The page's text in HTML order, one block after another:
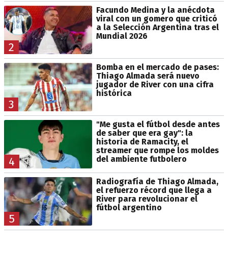
2
Facundo Medina y la anécdota
viral con un gomero que criticó
a la Selección Argentina tras el
Mundial 2026
3
Bomba en el mercado de pases:
Thiago Almada será nuevo
jugador de River con una cifra
histórica
4
"Me gusta el fútbol desde antes
de saber que era gay": la
historia de Ramacity, el
streamer que rompe los moldes
del ambiente futbolero
5
Radiografía de Thiago Almada,
el refuerzo récord que llega a
River para revolucionar el
fútbol argentino